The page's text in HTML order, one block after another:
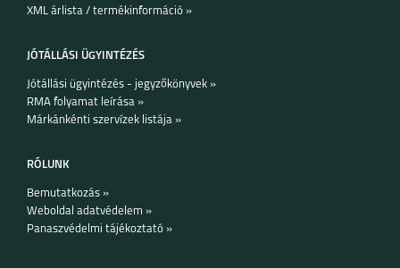
XML árlista / termékinformáció »
JÓTÁLLÁSI ÜGYINTÉZÉS
Jótállási ügyintézés - jegyzőkönyvek »
RMA folyamat leírása »
Márkánkénti szervízek listája »
RÓLUNK
Bemutatkozás »
Weboldal adatvédelem »
Panaszvédelmi tájékoztató »